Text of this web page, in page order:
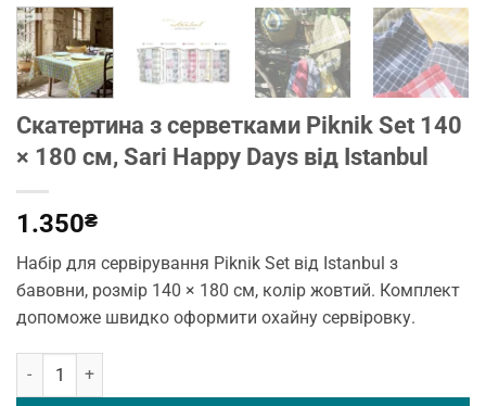
Скатертина з серветками Piknik Set 140
× 180 см, Sari Happy Days від Istanbul
1.350₴
Набір для сервірування Piknik Set від Istanbul з
бавовни, розмір 140 × 180 см, колір жовтий. Комплект
допоможе швидко оформити охайну сервіровку.
Скатертина з серветками Piknik Set 140 × 180 см, Sari Happy